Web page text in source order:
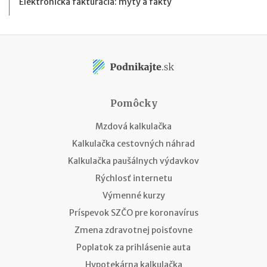
Pomôcky
Mzdová kalkulačka
Kalkulačka cestovných náhrad
Kalkulačka paušálnych výdavkov
Rýchlosť internetu
Výmenné kurzy
Príspevok SZČO pre koronavírus
Zmena zdravotnej poisťovne
Poplatok za prihlásenie auta
Hypotekárna kalkulačka